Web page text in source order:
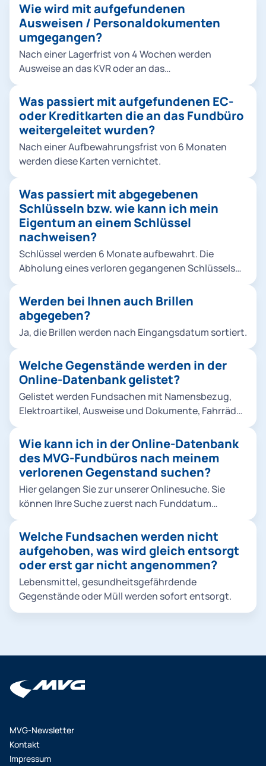
Wie wird mit aufgefundenen
Ausweisen / Personaldokumenten
umgegangen?
Nach einer Lagerfrist von 4 Wochen werden
Ausweise an das KVR oder an das
Was passiert mit aufgefundenen EC-
oder Kreditkarten die an das Fundbüro
weitergeleitet wurden?
Nach einer Aufbewahrungsfrist von 6 Monaten
werden diese Karten vernichtet.
Was passiert mit abgegebenen
Schlüsseln bzw. wie kann ich mein
Eigentum an einem Schlüssel
nachweisen?
Schlüssel werden 6 Monate aufbewahrt. Die
Abholung eines verloren gegangenen Schlüssels
Vergleichsstücks (Zweitschlüssels) möglich.
Werden bei Ihnen auch Brillen
abgegeben?
Ja, die Brillen werden nach Eingangsdatum sortiert.
Welche Gegenstände werden in der
Online-Datenbank gelistet?
Gelistet werden Fundsachen mit Namensbezug,
Elektroartikel, Ausweise und Dokumente, Fahrräder
Schmuck, Uhren und sonstige wertige
Fundgegenstände. Hier kommen Sie zur Online-
Datenbank.
Wie kann ich in der Online-Datenbank
des MVG-Fundbüros nach meinem
verlorenen Gegenstand suchen?
Hier gelangen Sie zur unserer Onlinesuche. Sie
können Ihre Suche zuerst nach Funddatum
nächsten Schritt beschreiben Sie die Fundsache
und drücken anschließend auf den Button "Suche
starten". Jetzt können Sie aus dem Suchergebnis
auswählen oder das Suchergebnis durch Eingabe
eines Stichworts weiter einschränken. Um nähere
Informationen zu erhalten, klicken Sie Ihr
Welche Fundsachen werden nicht
aufgehoben, was wird gleich entsorgt
oder erst gar nicht angenommen?
Lebensmittel, gesundheitsgefährdende
Gegenstände oder Müll werden sofort entsorgt.
MVG-Newsletter
Kontakt
Impressum